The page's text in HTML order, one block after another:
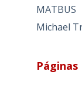
MATBUS
Michael
Páginas